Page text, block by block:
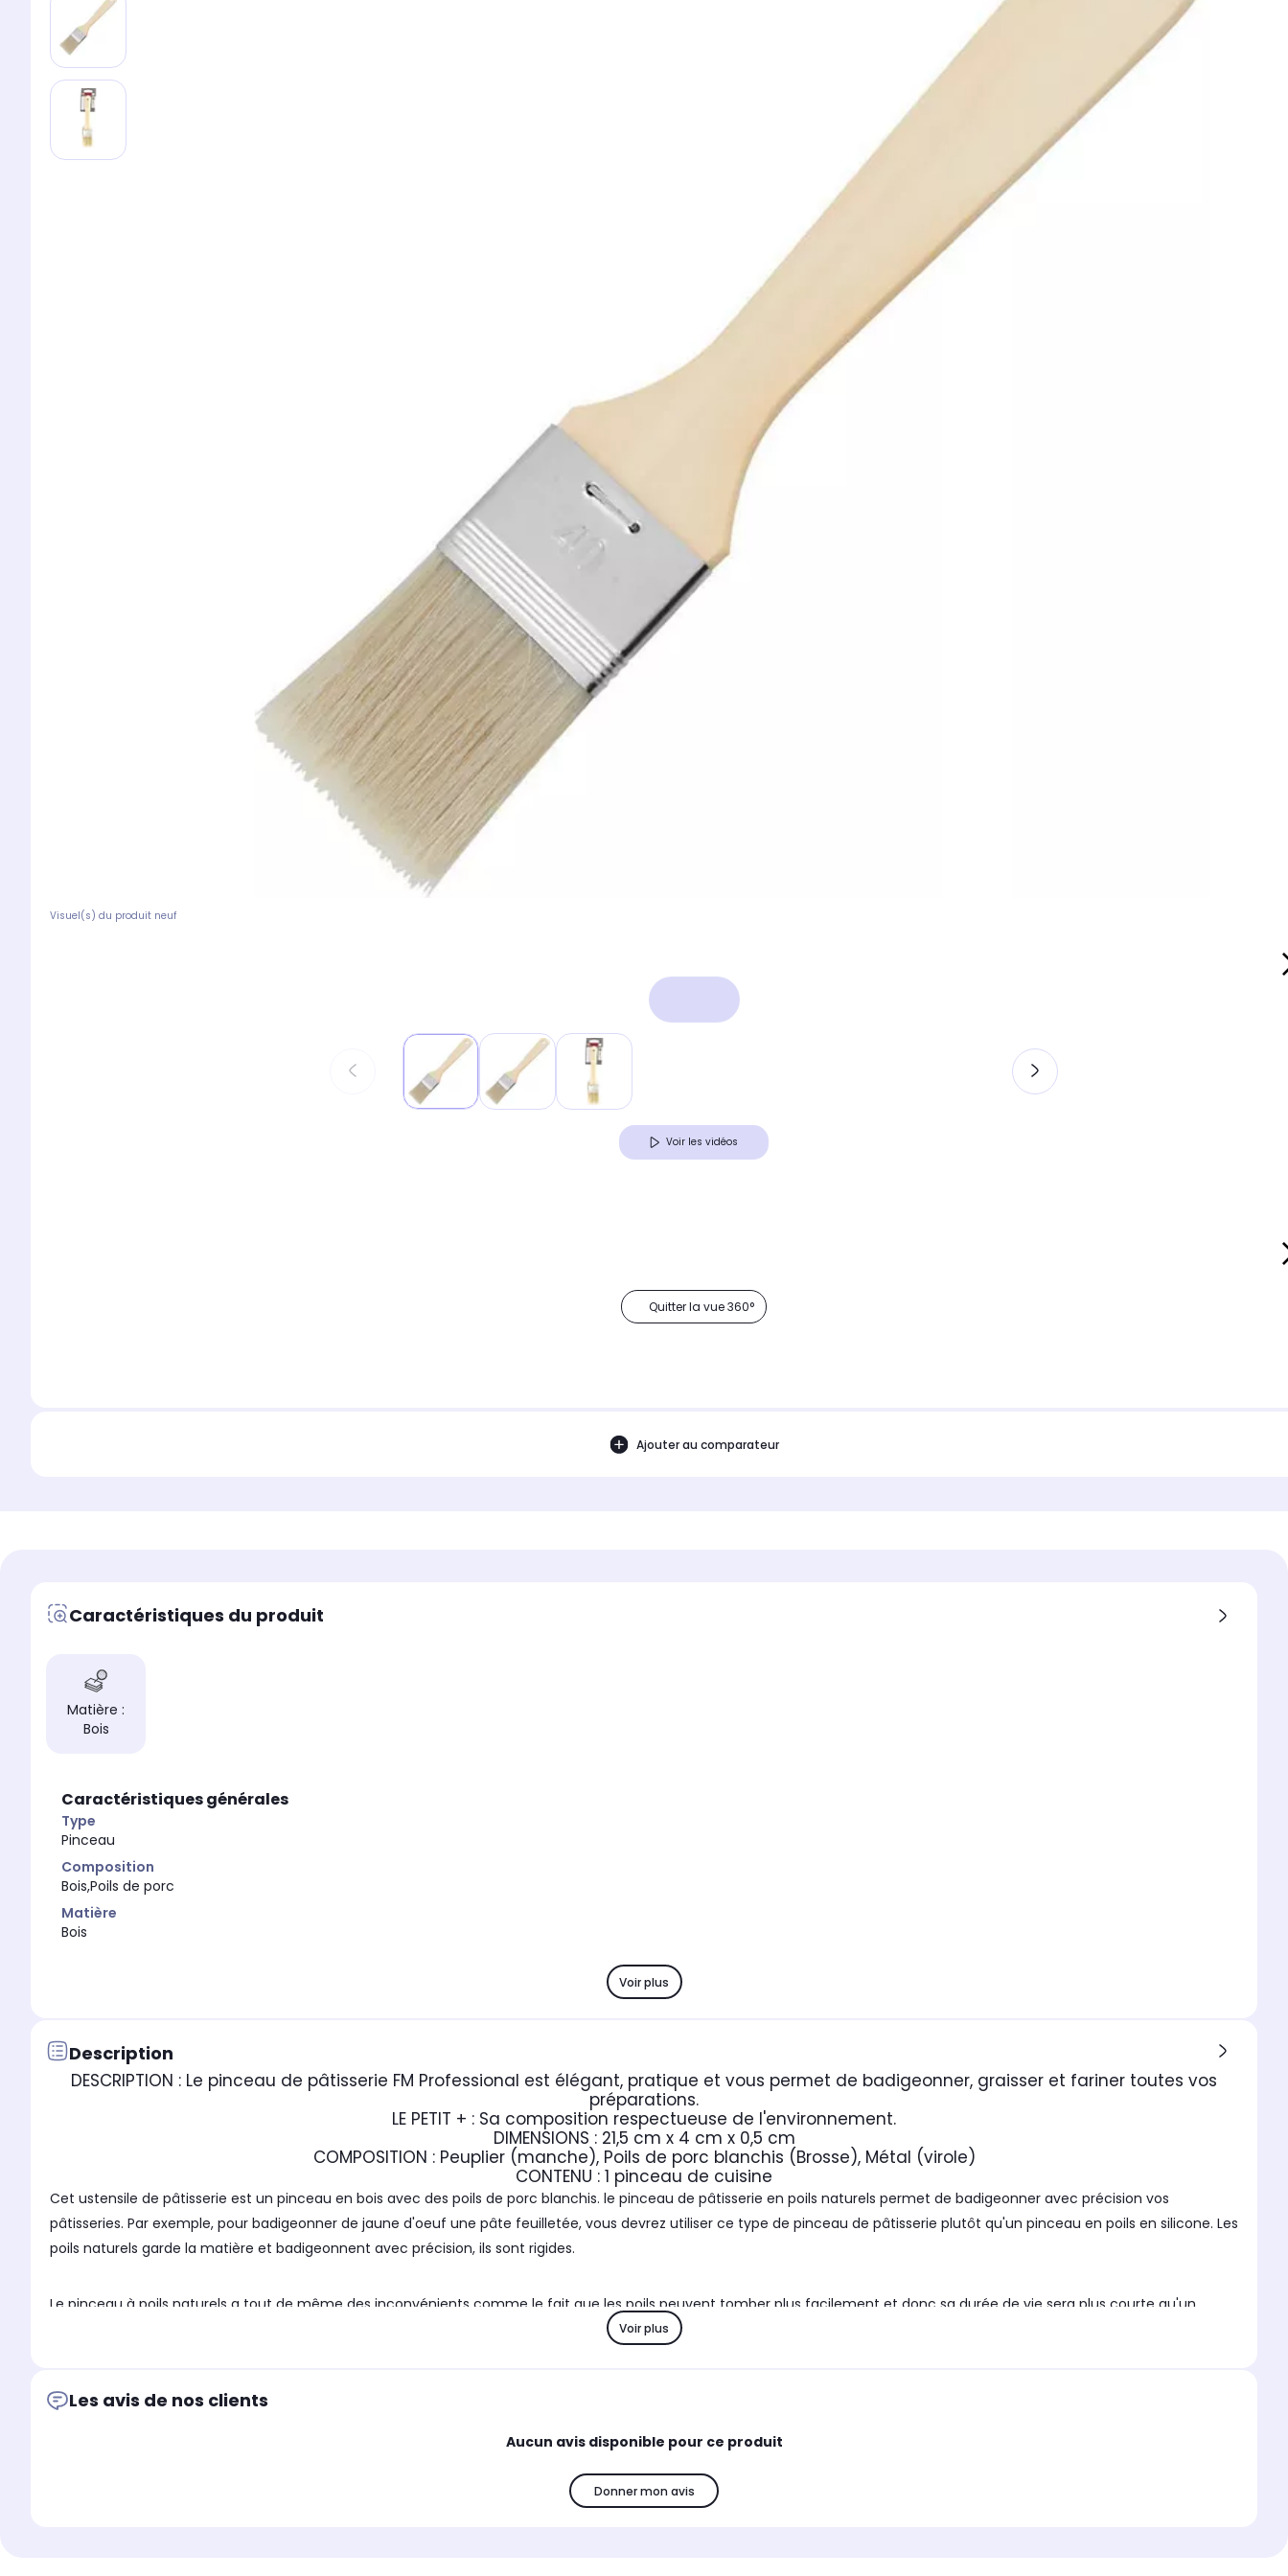
Visuel(s) du produit neuf
Voir les vidéos
Quitter la vue 360°
Ajouter au comparateur
Caractéristiques du produit
Matière :
Bois
Caractéristiques générales
Type
Pinceau
Composition
Bois,Poils de porc
Matière
Bois
Voir plus
Description
DESCRIPTION : Le pinceau de pâtisserie FM Professional est élégant, pratique et vous permet de badigeonner, graisser et fariner toutes vos
préparations.
LE PETIT + : Sa composition respectueuse de l'environnement.
DIMENSIONS : 21,5 cm x 4 cm x 0,5 cm
COMPOSITION : Peuplier (manche), Poils de porc blanchis (Brosse), Métal (virole)
CONTENU : 1 pinceau de cuisine
Cet ustensile de pâtisserie est un pinceau en bois avec des poils de porc blanchis. le pinceau de pâtisserie en poils naturels permet de badigeonner avec précision vos
pâtisseries. Par exemple, pour badigeonner de jaune d'oeuf une pâte feuilletée, vous devrez utiliser ce type de pinceau de pâtisserie plutôt qu'un pinceau en poils en silicone. Les
poils naturels garde la matière et badigeonnent avec précision, ils sont rigides.
Le pinceau à poils naturels a tout de même des inconvénients comme le fait que les poils peuvent tomber plus facilement et donc sa durée de vie sera plus courte qu'un
pâtisserie par lots qui sont intéressants pour les professionnels du secteur.
Voir plus
Les avis de nos clients
Aucun avis disponible pour ce produit
Donner mon avis